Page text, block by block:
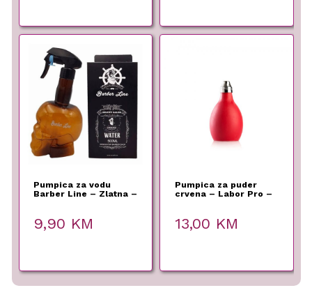
Pumpica za vodu
Barber Line – Zlatna –
9,90 KM
Pumpica za puder
crvena – Labor Pro –
13,00 KM